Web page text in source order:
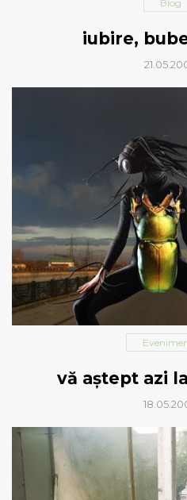
Blog
iubire,
vă aștept azi